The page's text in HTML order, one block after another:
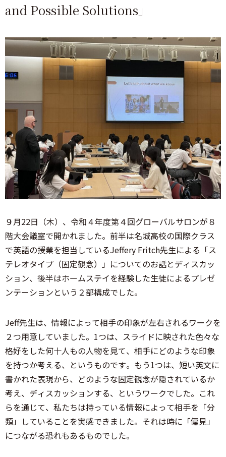
and Possible Solutions」
９月22日（木）、令和４年度第４回グローバルサロンが８
階大会議室で開かれました。前半は名城高校の国際クラス
で英語の授業を担当しているJeffery Fritch先生による「ス
テレオタイプ（固定観念）」についてのお話とディスカッ
ション、後半はホームステイを経験した生徒によるプレゼ
ンテーションという２部構成でした。
Jeff先生は、情報によって相手の印象が左右されるワークを
２つ用意していました。1つは、スライドに映された色々な
格好をした何十人もの人物を見て、相手にどのような印象
を持つか考える、というものです。もう1つは、短い英文に
書かれた表現から、どのような固定観念が隠されているか
考え、ディスカッションする、というワークでした。これ
らを通じて、私たちは持っている情報によって相手を「分
類」していることを実感できました。それは時に「偏見」
につながる恐れもあるものでした。